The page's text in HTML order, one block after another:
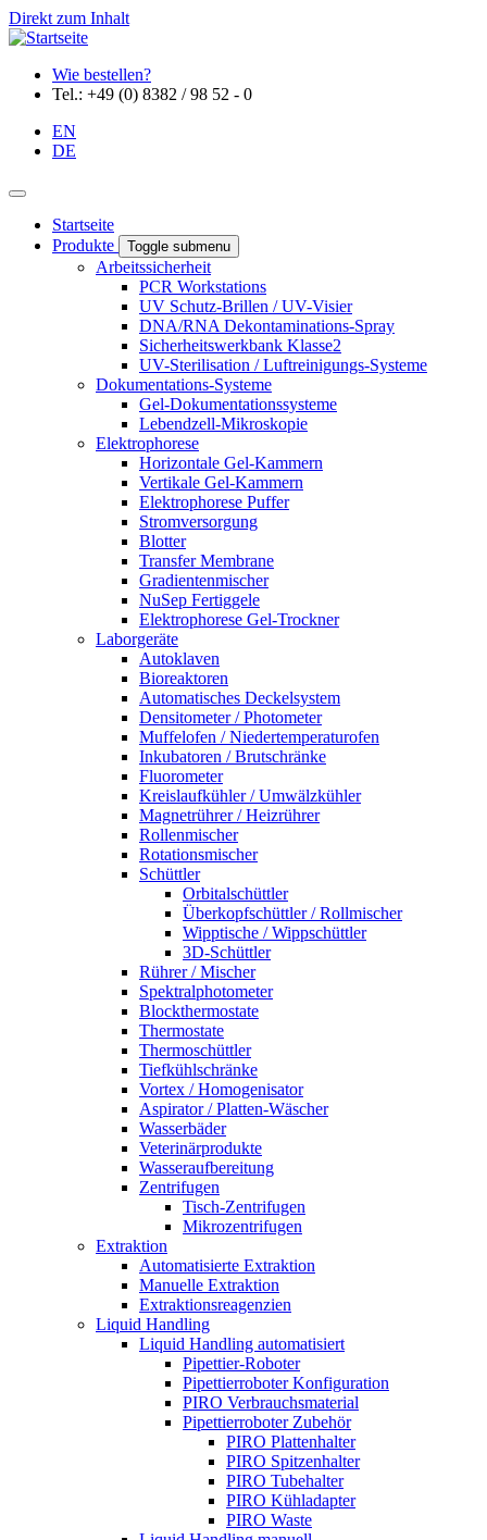
Direkt zum Inhalt
Wie bestellen?
Tel.: +49 (0) 8382 / 98 52 - 0
EN
DE
Startseite
Produkte
Toggle submenu
Arbeitssicherheit
PCR Workstations
UV Schutz-Brillen / UV-Visier
DNA/RNA Dekontaminations-Spray
Sicherheitswerkbank Klasse2
UV-Sterilisation / Luftreinigungs-Systeme
Dokumentations-Systeme
Gel-Dokumentationssysteme
Lebendzell-Mikroskopie
Elektrophorese
Horizontale Gel-Kammern
Vertikale Gel-Kammern
Elektrophorese Puffer
Stromversorgung
Blotter
Transfer Membrane
Gradientenmischer
NuSep Fertiggele
Elektrophorese Gel-Trockner
Laborgeräte
Autoklaven
Bioreaktoren
Automatisches Deckelsystem
Densitometer / Photometer
Muffelofen / Niedertemperaturofen
Inkubatoren / Brutschränke
Fluorometer
Kreislaufkühler / Umwälzkühler
Magnetrührer / Heizrührer
Rollenmischer
Rotationsmischer
Schüttler
Orbitalschüttler
Überkopfschüttler / Rollmischer
Wipptische / Wippschüttler
3D-Schüttler
Rührer / Mischer
Spektralphotometer
Blockthermostate
Thermostate
Thermoschüttler
Tiefkühlschränke
Vortex / Homogenisator
Aspirator / Platten-Wäscher
Wasserbäder
Veterinärprodukte
Wasseraufbereitung
Zentrifugen
Tisch-Zentrifugen
Mikrozentrifugen
Extraktion
Automatisierte Extraktion
Manuelle Extraktion
Extraktionsreagenzien
Liquid Handling
Liquid Handling automatisiert
Pipettier-Roboter
Pipettierroboter Konfiguration
PIRO Verbrauchsmaterial
Pipettierroboter Zubehör
PIRO Plattenhalter
PIRO Spitzenhalter
PIRO Tubehalter
PIRO Kühladapter
PIRO Waste